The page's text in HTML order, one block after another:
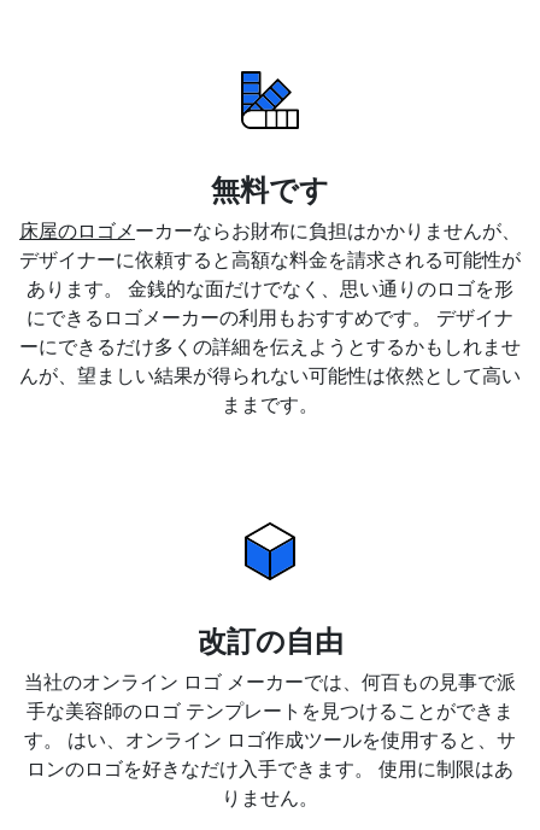
無料です
床屋のロゴメ ーカーならお財布に負担はかかりませんが、
デザイナーに依頼すると高額な料金を請求される可能性が
あります。 金銭的な面だけでなく、思い通りのロゴを形
にできるロゴメーカーの利用もおすすめです。 デザイナ
ーにできるだけ多くの詳細を伝えようとするかもしれませ
んが、望ましい結果が得られない可能性は依然として高い
ままです。
改訂の自由
当社のオンライン ロゴ メーカーでは、何百もの見事で派
手な美容師のロゴ テンプレートを見つけることができま
す。 はい、オンライン ロゴ作成ツールを使用すると、サ
ロンのロゴを好きなだけ入手できます。 使用に制限はあ
りません。